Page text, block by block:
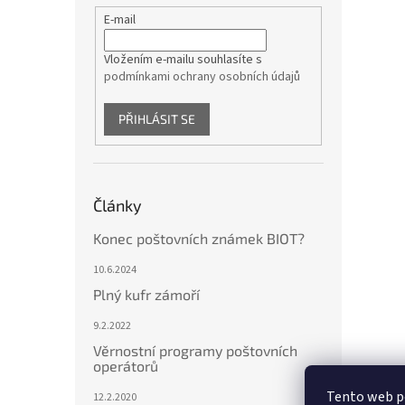
Tento web
E-mail
Vložením e-mailu souhlasíte s
podmínkami ochrany osobních údajů
PŘIHLÁSIT SE
Články
Konec poštovních známek BIOT?
10.6.2024
Plný kufr zámoří
9.2.2022
Věrnostní programy poštovních
operátorů
12.2.2020